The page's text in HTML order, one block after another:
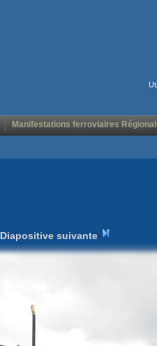
Manifestations ferroviaires